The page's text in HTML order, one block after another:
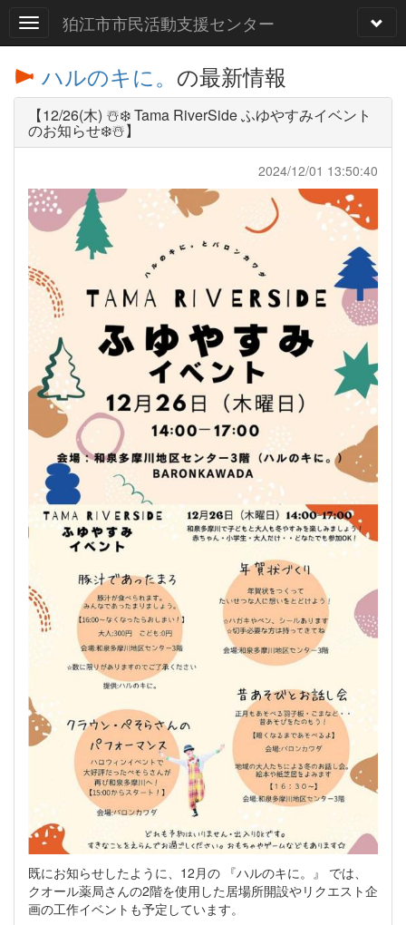
狛江市市民活動支援センター
ハルのキに。 の最新情報
【12/26(木) ☃️❄️ Tama RiverSide ふゆやすみイベント
のお知らせ❄️☃️】
2024/12/01 13:50:40
既にお知らせしたように、12月の 『ハルのキに。』 では、
クオール薬局さんの2階を使用した居場所開設やリクエスト企
画の工作イベントも予定しています。